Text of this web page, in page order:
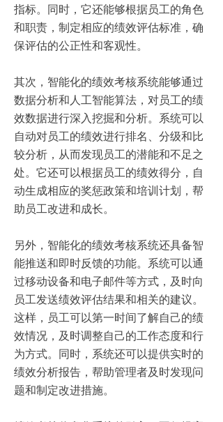
指标。同时，它还能够根据员工的角色
和职责，制定相应的绩效评估标准，确
保评估的公正性和客观性。
其次，智能化的绩效考核系统能够通过
数据分析和人工智能算法，对员工的绩
效数据进行深入挖掘和分析。系统可以
自动对员工的绩效进行排名、分级和比
较分析，从而发现员工的潜能和不足之
处。它还可以根据员工的绩效得分，自
动生成相应的奖惩政策和培训计划，帮
助员工改进和成长。
另外，智能化的绩效考核系统还具备智
能推送和即时反馈的功能。系统可以通
过移动设备和电子邮件等方式，及时向
员工发送绩效评估结果和相关的建议。
这样，员工可以第一时间了解自己的绩
效情况，及时调整自己的工作态度和行
为方式。同时，系统还可以提供实时的
绩效分析报告，帮助管理者及时发现问
题和制定改进措施。